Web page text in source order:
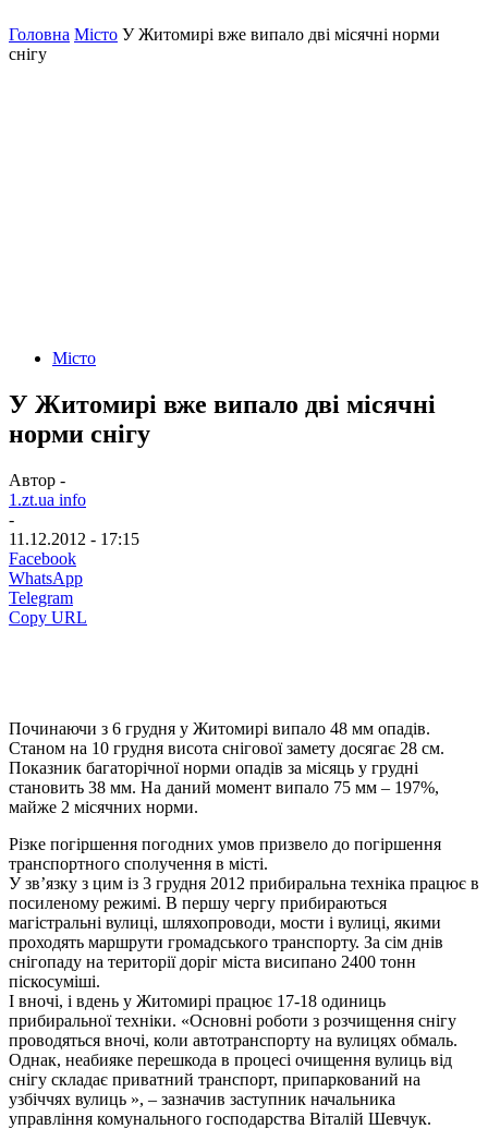
Головна Місто У Житомирі вже випало дві місячні норми
снігу
Місто
У Житомирі вже випало дві місячні
норми снігу
Автор -
1.zt.ua info
-
11.12.2012 - 17:15
Facebook
WhatsApp
Telegram
Copy URL
Починаючи з 6 грудня у Житомирі випало 48 мм опадів.
Станом на 10 грудня висота снігової замету досягає 28 см.
Показник багаторічної норми опадів за місяць у грудні
становить 38 мм. На даний момент випало 75 мм – 197%,
майже 2 місячних норми.
Різке погіршення погодних умов призвело до погіршення
транспортного сполучення в місті.
У зв’язку з цим із 3 грудня 2012 прибиральна техніка працює в
посиленому режимі. В першу чергу прибираються
магістральні вулиці, шляхопроводи, мости і вулиці, якими
проходять маршрути громадського транспорту. За сім днів
снігопаду на території доріг міста висипано 2400 тонн
піскосуміші.
І вночі, і вдень у Житомирі працює 17-18 одиниць
прибиральної техніки. «Основні роботи з розчищення снігу
проводяться вночі, коли автотранспорту на вулицях обмаль.
Однак, неабияке перешкода в процесі очищення вулиць від
снігу складає приватний транспорт, припаркований на
узбіччях вулиць », – зазначив заступник начальника
управління комунального господарства Віталій Шевчук.